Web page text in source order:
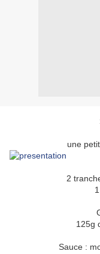
une
2
125g
Sauce :